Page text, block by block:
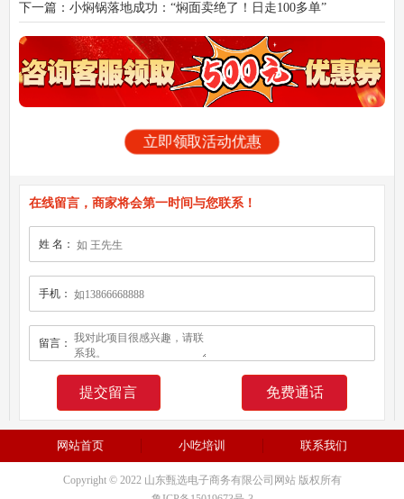
下一篇：小焖锅落地成功：“焖面卖绝了！日走100多单”
立即领取活动优惠
在线留言，商家将会第一时间与您联系！
姓 名：
手机：
留言：
免费通话
网站首页 小吃培训 联系我们
Copyright © 2022 山东甄选电子商务有限公司网站 版权所有